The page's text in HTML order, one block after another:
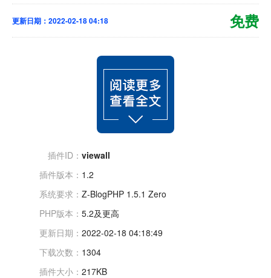
免费
更新日期：2022-02-18 04:18
插件ID： viewall
插件版本： 1.2
系统要求： Z-BlogPHP 1.5.1 Zero
PHP版本： 5.2及更高
更新日期： 2022-02-18 04:18:49
下载次数： 1304
插件大小： 217KB